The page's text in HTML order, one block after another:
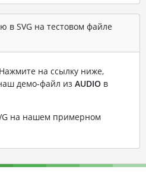
в SVG на тестовом файле
на ссылку ниже,
демо-файл из AUDIOв
на нашем примерном